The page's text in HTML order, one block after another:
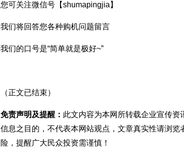
您可关注微信号【shumapingjia】
我们将回答您各种购机问题留言
我们的口号是“简单就是极好~”
（正文已结束）
免责声明及提醒： 此文内容为本网所转载企业宣传
信息之目的，不代表本网站观点，文章真实性请浏
险，提醒广大民众投资需谨慎！